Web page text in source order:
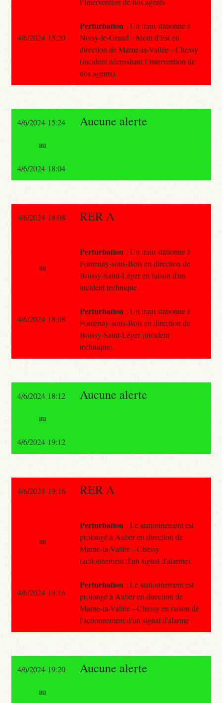
Perturbation : Un train stationne à
Noisy-le-Grand – Mont d'Est en
direction de Marne-la-Vallée – Chessy
(incident nécessitant l’intervention de
nos agents).
4/6/2024 15:20
4/6/2024 15:24 Aucune alerte
au
4/6/2024 18:04
4/6/2024 18:08 RER A
Perturbation : Un train stationne à
Fontenay-sous-Bois en direction de
Boissy-Saint-Léger en raison d'un
incident technique .
Perturbation : Un train stationne à
Fontenay-sous-Bois en direction de
Boissy-Saint-Léger (incident
technique).
au
4/6/2024 18:08
4/6/2024 18:12 Aucune alerte
au
4/6/2024 19:12
4/6/2024 19:16 RER A
Perturbation : Le stationnement est
prolongé à Auber en direction de
Marne-la-Vallée – Chessy
(actionnement d'un signal d'alarme).
Perturbation : Le stationnement est
prolongé à Auber en direction de
Marne-la-Vallée – Chessy en raison de
l'actionnement d'un signal d'alarme .
au
4/6/2024 19:16
4/6/2024 19:20 Aucune alerte
au